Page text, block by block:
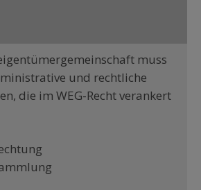
muss
und rechtliche
die im WEG-Recht verankert